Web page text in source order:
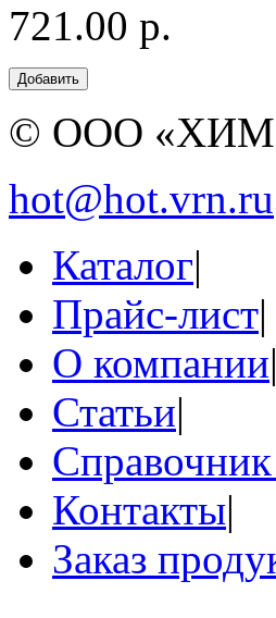
721.00 р.
© ООО
hot@hot.vrn.ru
Каталог|
Прайс-лист|
О компании|
Статьи|
Контакты|
Заказ